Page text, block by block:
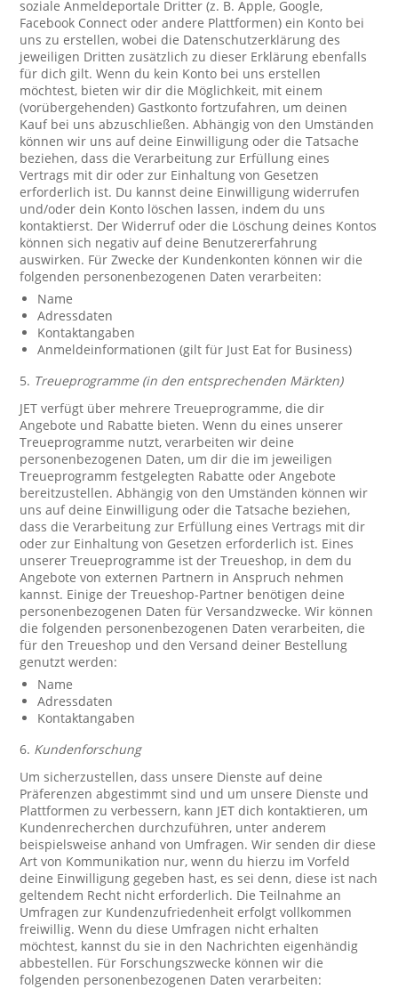
soziale Anmeldeportale Dritter (z. B. Apple, Google,
Facebook Connect oder andere Plattformen) ein Konto bei
uns zu erstellen, wobei die Datenschutzerklärung des
jeweiligen Dritten zusätzlich zu dieser Erklärung ebenfalls
für dich gilt. Wenn du kein Konto bei uns erstellen
möchtest, bieten wir dir die Möglichkeit, mit einem
(vorübergehenden) Gastkonto fortzufahren, um deinen
Kauf bei uns abzuschließen. Abhängig von den Umständen
können wir uns auf deine Einwilligung oder die Tatsache
beziehen, dass die Verarbeitung zur Erfüllung eines
Vertrags mit dir oder zur Einhaltung von Gesetzen
erforderlich ist. Du kannst deine Einwilligung widerrufen
und/oder dein Konto löschen lassen, indem du uns
kontaktierst. Der Widerruf oder die Löschung deines Kontos
können sich negativ auf deine Benutzererfahrung
auswirken. Für Zwecke der Kundenkonten können wir die
folgenden personenbezogenen Daten verarbeiten:
Name
Adressdaten
Kontaktangaben
Anmeldeinformationen (gilt für Just Eat for Business)
5. Treueprogramme (in den entsprechenden Märkten)
JET verfügt über mehrere Treueprogramme, die dir
Angebote und Rabatte bieten. Wenn du eines unserer
Treueprogramme nutzt, verarbeiten wir deine
personenbezogenen Daten, um dir die im jeweiligen
Treueprogramm festgelegten Rabatte oder Angebote
bereitzustellen. Abhängig von den Umständen können wir
uns auf deine Einwilligung oder die Tatsache beziehen,
dass die Verarbeitung zur Erfüllung eines Vertrags mit dir
oder zur Einhaltung von Gesetzen erforderlich ist. Eines
unserer Treueprogramme ist der Treueshop, in dem du
Angebote von externen Partnern in Anspruch nehmen
kannst. Einige der Treueshop-Partner benötigen deine
personenbezogenen Daten für Versandzwecke. Wir können
die folgenden personenbezogenen Daten verarbeiten, die
für den Treueshop und den Versand deiner Bestellung
genutzt werden:
Name
Adressdaten
Kontaktangaben
6. Kundenforschung
Um sicherzustellen, dass unsere Dienste auf deine
Präferenzen abgestimmt sind und um unsere Dienste und
Plattformen zu verbessern, kann JET dich kontaktieren, um
Kundenrecherchen durchzuführen, unter anderem
beispielsweise anhand von Umfragen. Wir senden dir diese
Art von Kommunikation nur, wenn du hierzu im Vorfeld
deine Einwilligung gegeben hast, es sei denn, diese ist nach
geltendem Recht nicht erforderlich. Die Teilnahme an
Umfragen zur Kundenzufriedenheit erfolgt vollkommen
freiwillig. Wenn du diese Umfragen nicht erhalten
möchtest, kannst du sie in den Nachrichten eigenhändig
abbestellen. Für Forschungszwecke können wir die
folgenden personenbezogenen Daten verarbeiten: